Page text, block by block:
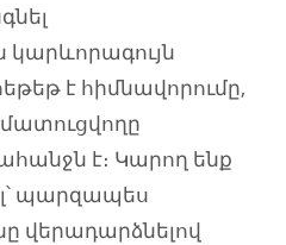
կարևորագույն
է հիմնավորումը,
է։ Կարող ենք
պարզապես
վերադարձնելով